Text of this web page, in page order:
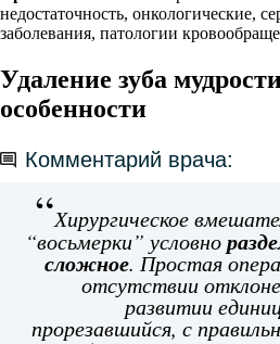
недостаточность, онкологические,
заболевания, патологии
Удаление зуба
особенности
Комментарий врача:
Хирургическое
“восьмерки” условно
сложное. Простая
отсутствии
развитии
прорезавшийся, с